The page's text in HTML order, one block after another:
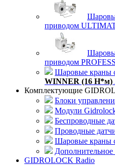
приводом
приводом
Шаровые краны
WINNER (16 Н*м)
Комплектующие
Блоки
Модули
Беспроводные
Проводные
Шаровые краны
Дополнительное
GIDROLOCK Radio